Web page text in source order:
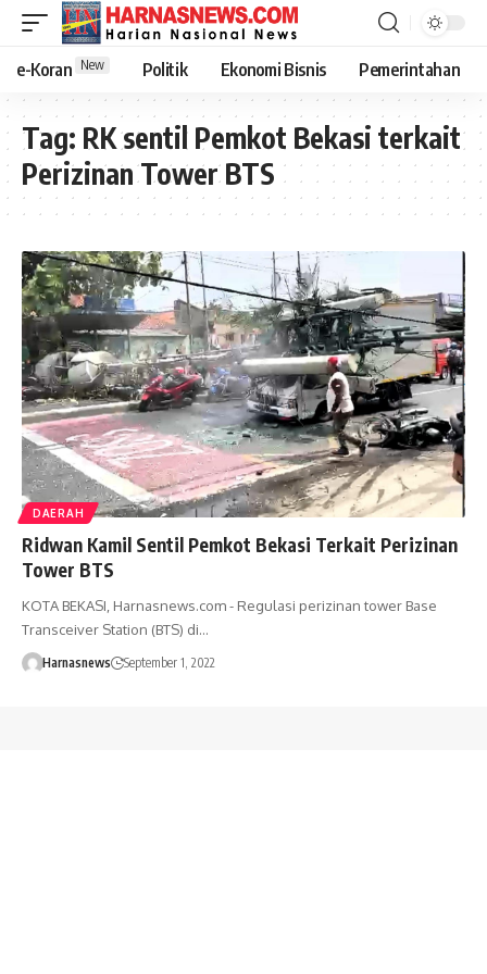
e-Koran New Politik Ekonomi Bisnis Pemerintahan
Tag: RK sentil Pemkot Bekasi terkait
Perizinan Tower BTS
DAERAH
Ridwan Kamil Sentil Pemkot Bekasi Terkait Perizinan
Tower BTS
KOTA BEKASI, Harnasnews.com - Regulasi perizinan tower Base
Transceiver Station (BTS) di…
Harnasnews September 1, 2022